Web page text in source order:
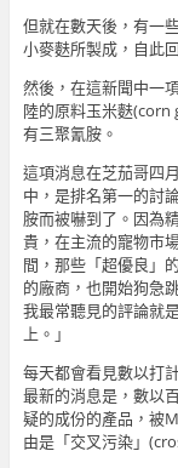
但就在數天後，有一
小麥麩所製成，自此
然後，在這新聞中一
陸的原料玉米麩
有三聚氰胺。
這項消息在芝茄哥四
中，是排名第一的討
胺而被嚇到了。因為
貴，在主流的寵物市
間，那些「超優良」
的廠商，也開始狗急
我最常聽見的評論就
上。」
每天都會看見數以打
最新的消息是，數以
疑的成份的產品，被
由是「交叉污染」